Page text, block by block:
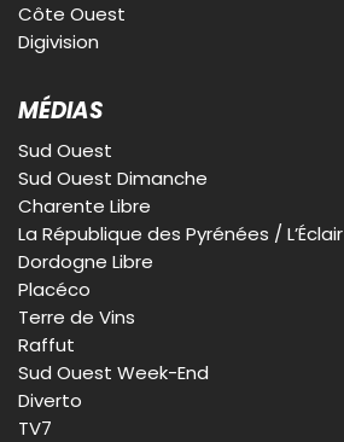
Côte Ouest
Digivision
MÉDIAS
Sud Ouest
Sud Ouest Dimanche
Charente Libre
La République des Pyrénées / L’Éclair
Dordogne Libre
Placéco
Terre de Vins
Raffut
Sud Ouest Week-End
Diverto
TV7